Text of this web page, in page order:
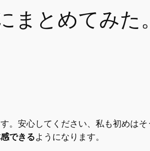
とめてみた。
。安心してください、私も初めは
できるようになります。